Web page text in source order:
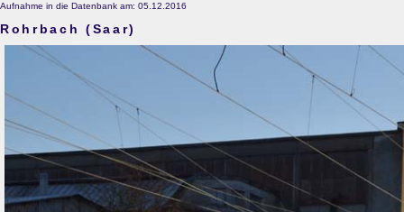
Aufnahme in die Datenbank am: 05.12.2016
Rohrbach (Saar)